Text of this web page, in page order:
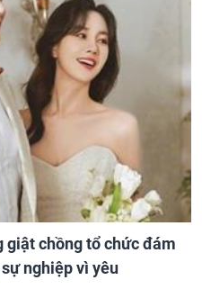
giật chồng tổ chức đám
nghiệp vì yêu